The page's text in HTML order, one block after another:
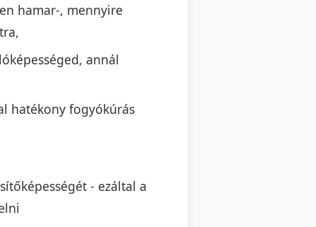
hamar-, mennyire
annál
hatékony fogyókúrás
- ezáltal a